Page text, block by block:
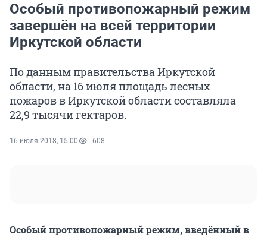
Особый противопожарный режим
завершён на всей территории
Иркутской области
По данным правительства Иркутской
области, на 16 июля площадь лесных
пожаров в Иркутской области составляла
22,9 тысячи гектаров.
16 июля 2018, 15:00 608
Особый противопожарный режим, введённый в